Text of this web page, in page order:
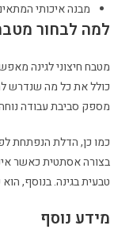
מבנה איכותי
למה לבחור
מטבח חיצוני לגינה
כולל את כל מה שנדרש
מספק סביבת עבודה נוחה
כמו כן, הדלת הנפתחת
בצורה אסתטית כאשר
טבעית בגינה. בנוסף,
מידע נוסף